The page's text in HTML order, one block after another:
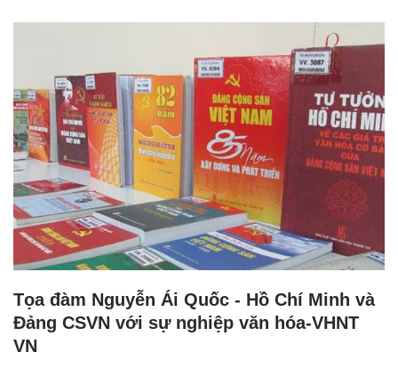
Tọa đàm Nguyễn Ái Quốc - Hồ Chí Minh và
Đảng CSVN với sự nghiệp văn hóa-VHNT
VN